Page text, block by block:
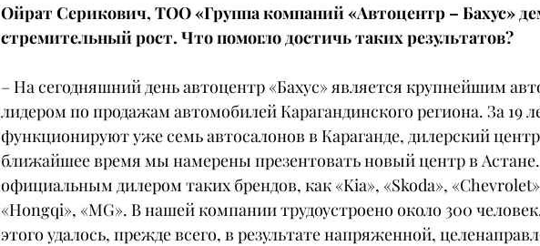
Ойрат Серикович, ТОО «Группа компаний «Автоцентр – Бахус»
стремительный рост. Что помогло достичь таких результатов?
– На сегодняшний день автоцентр «Бахус» является крупнейшим
лидером по продажам автомобилей Карагандинского региона. За 19
функционируют уже семь автосалонов в Караганде, дилерский
ближайшее время мы намерены презентовать новый центр в
официальным дилером таких брендов, как «Kia», «Skoda»,
«Hongqi», «MG». В нашей компании трудоустроено около 300
этого удалось, прежде всего, в результате напряженной,